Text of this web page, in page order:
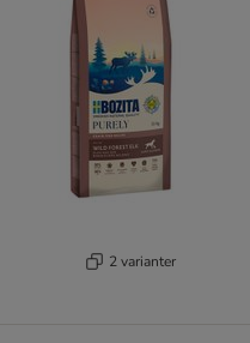
2 varianter